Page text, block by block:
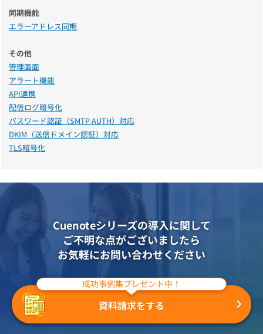
同期機能
エラーアドレス同期
その他
管理画面
アラート機能
API連携
配信ログ暗号化
パスワード認証（SMTP AUTH）対応
DKIM（送信ドメイン認証）対応
TLS暗号化
Cuenoteシリーズの導入に関して
ご不明な点がございましたら
お気軽にお問い合わせください
成功事例集プレゼント中！
資料請求をする